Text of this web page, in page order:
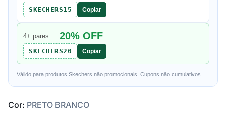
SKECHERS15 Copiar
4+ pares 20% OFF
SKECHERS20 Copiar
Válido para produtos Skechers não promocionais. Cupons não cumulativos.
Cor: PRETO BRANCO